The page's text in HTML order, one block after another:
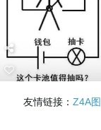
友情链接： Z4A